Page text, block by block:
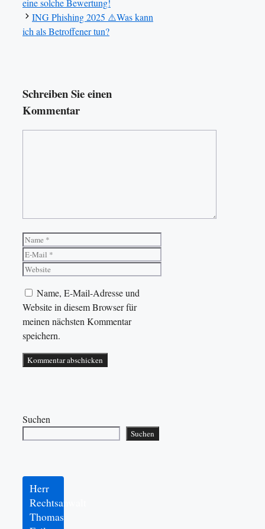
eine solche Bewertung!
ING Phishing 2025 ⚠️Was kann
ich als Betroffener tun?
Schreiben Sie einen
Kommentar
Name
Mail
Name, E-Mail-Adresse und
Website in diesem Browser für
meinen nächsten Kommentar
speichern.
Suchen
Suchen
Herr
Rechtsanwalt
Thomas